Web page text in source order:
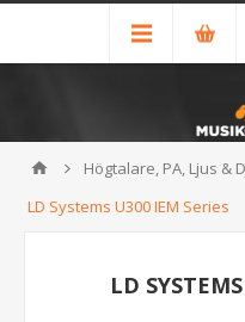
Högtalare, PA, Ljus &
LD Systems U300 IEM Series
LD